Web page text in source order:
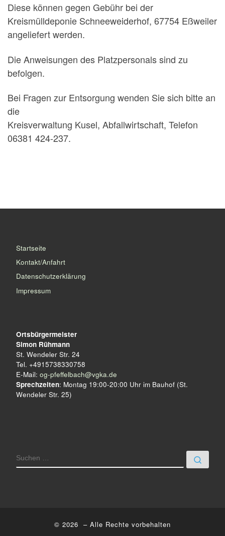
Diese können gegen Gebühr bei der
Kreismülldeponie Schneeweiderhof, 67754 Eßweiler
angeliefert werden.
Die Anweisungen des Platzpersonals sind zu
befolgen.
Bei Fragen zur Entsorgung wenden Sie sich bitte an
die
Kreisverwaltung Kusel, Abfallwirtschaft, Telefon
06381 424-237.
Startseite
Kontakt/Anfahrt
Datenschutzerklärung
Impressum
Ortsbürgermeister
Simon Rühmann
St. Wendeler Str. 24
Tel. +4915738330758
E-Mail: og-pfeffelbach@vgka.de
Sprechzeiten: Montag 19:00-20:00 Uhr im Bauhof (St.
Wendeler Str. 25)
SUCHE
© 2026 – Alle Rechte vorbehalten